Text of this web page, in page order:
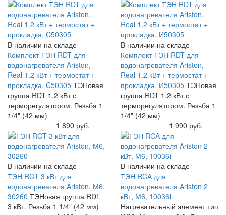
В наличии на складе
Комплект ТЭН RDT для
водонагревателя Ariston,
Real 1.2 кВт + термостат +
прокладка, C50305 ТЭНовая
группа RDT 1,2 кВт с
терморегулятором. Резьба 1
1/4" (42 мм)
1 890 руб.
В наличии на складе
Комплект ТЭН RDT для
водонагревателя Ariston,
Real 1.2 кВт + термостат +
прокладка, И50305 ТЭНовая
группа RDT 1,2 кВт с
терморегулятором. Резьба 1
1/4" (42 мм)
1 990 руб.
В наличии на складе
ТЭН RCT 3 кВт для
водонагревателя Ariston, М6,
30260 ТЭНовая группа RDT
3 кВт. Резьба 1 1/4" (42 мм)
В наличии на складе
ТЭН RCA для
водонагревателя Ariston 2
кВт, М6, 10036i
Нагревательный элемент тип